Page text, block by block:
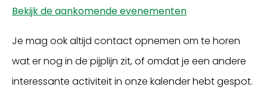
Bekijk de aankomende evenementen
Je mag ook altijd contact opnemen om te horen
wat er nog in de pijplijn zit, of omdat je een andere
interessante activiteit in onze kalender hebt gespot.